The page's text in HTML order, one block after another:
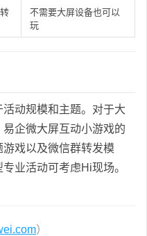
不需要大屏设备也可以
玩
动规模和主题。对于大
企微大屏互动小游戏的
戏以及微信群转发模
业活动可考虑Hi现场。
）